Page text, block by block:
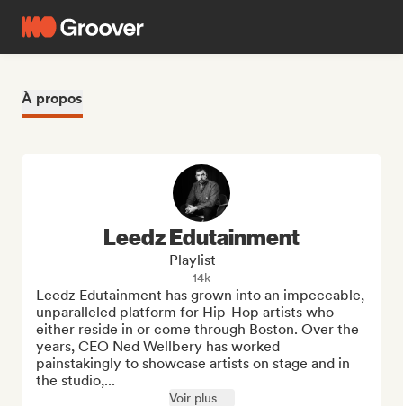
À propos
Leedz Edutainment
Playlist
14k
Leedz Edutainment has grown into an impeccable,
unparalleled platform for Hip-Hop artists who
either reside in or come through Boston. Over the
years, CEO Ned Wellbery has worked
painstakingly to showcase artists on stage and in
the studio,...
Voir plus